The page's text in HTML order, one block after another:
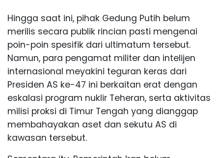
Hingga saat ini, pihak Gedung Putih belum
merilis secara publik rincian pasti mengenai
poin-poin spesifik dari ultimatum tersebut.
Namun, para pengamat militer dan intelijen
internasional meyakini teguran keras dari
Presiden AS ke-47 ini berkaitan erat dengan
eskalasi program nuklir Teheran, serta aktivitas
milisi proksi di Timur Tengah yang dianggap
membahayakan aset dan sekutu AS di
kawasan tersebut.